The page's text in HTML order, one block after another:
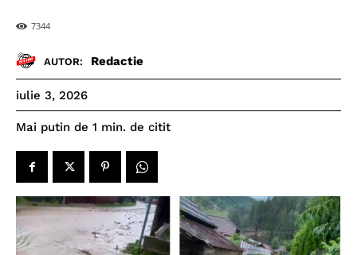
7344
AUTOR: Redactie
iulie 3, 2026
Mai putin de 1 min. de citit